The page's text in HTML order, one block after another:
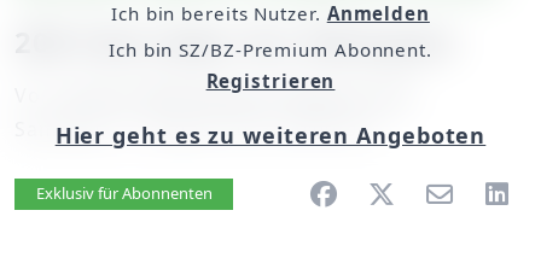
200 Fahrräder für Äthiopien
unserer Mitarbeiterin Renate Lück
Samstag, 17. August 2013, 00:00 Uhr
Artikel vorlesen
Exklusiv für Abonnenten
Ich bin bereits Nutzer. Anmelden
Ich bin SZ/BZ-Premium Abonnent.
Registrieren
Hier geht es zu weiteren Angeboten